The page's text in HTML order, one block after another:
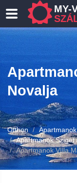
MY-
Novalja
Otthon
Apartmanok Sziget
Apartmanok VIlla